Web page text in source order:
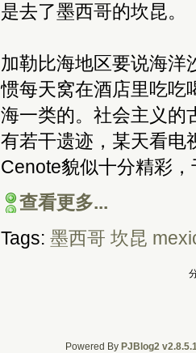
是去了墨西哥的坎昆。
加勒比海地区要说海洋
惯每天窝在酒店里吃吃
海一类的。社会主义的
有若干遗迹，某天看电
Cenote貌似十分精彩
查看更多...
Tags: 墨西哥 坎昆
Powered By PJBlog2